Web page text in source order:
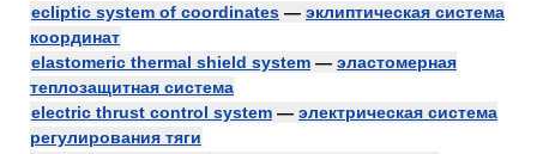
ecliptic system of coordinates — эклиптическая система
координат
elastomeric thermal shield system — эластомерная
теплозащитная система
electric thrust control system — электрическая система
регулирования тяги